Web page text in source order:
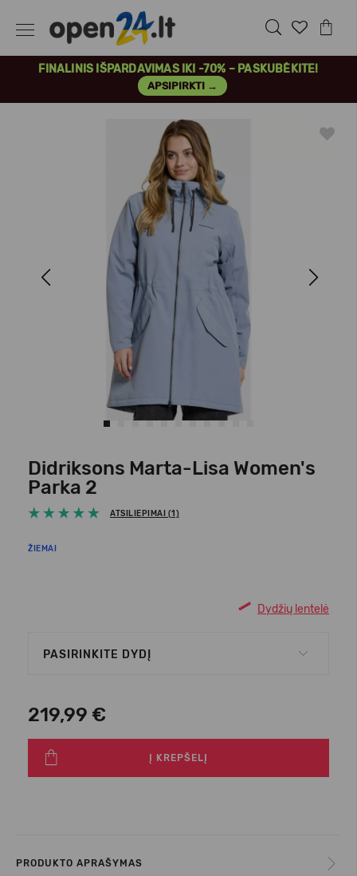
FINALINIS IŠPARDAVIMAS IKI -70% – PASKUBĖKITE!
APSIPIRKTI →
Next
Didriksons Marta-Lisa Women's
Parka 2
ATSILIEPIMAI (1)
ŽIEMAI
Dydžių lentelė
PASIRINKITE DYDĮ
219,99 €
Į KREPŠELĮ
PRODUKTO APRAŠYMAS